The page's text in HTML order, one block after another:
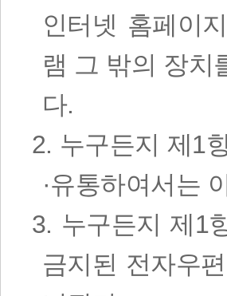
인터넷 홈페이
램 그 밖의 장치
다.
2. 누구든지 제1
·유통하여서는
3. 누구든지 제1
금지된 전자우